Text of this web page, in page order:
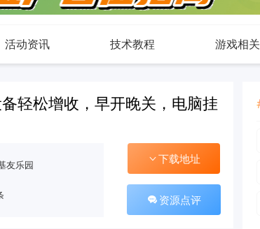
活动资讯 技术教程 游戏相关
轻松增收，早开晚关，电脑挂
友乐园 下载地址
资源点评